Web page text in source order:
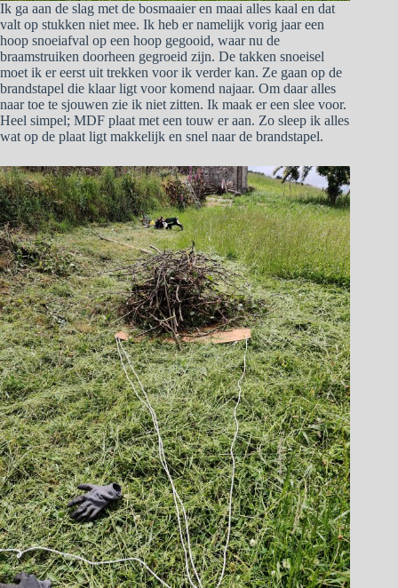
Ik ga aan de slag met de bosmaaier en maai alles kaal en dat
valt op stukken niet mee. Ik heb er namelijk vorig jaar een
hoop snoeiafval op een hoop gegooid, waar nu de
braamstruiken doorheen gegroeid zijn. De takken snoeisel
moet ik er eerst uit trekken voor ik verder kan. Ze gaan op de
brandstapel die klaar ligt voor komend najaar. Om daar alles
naar toe te sjouwen zie ik niet zitten. Ik maak er een slee voor.
Heel simpel; MDF plaat met een touw er aan. Zo sleep ik alles
wat op de plaat ligt makkelijk en snel naar de brandstapel.